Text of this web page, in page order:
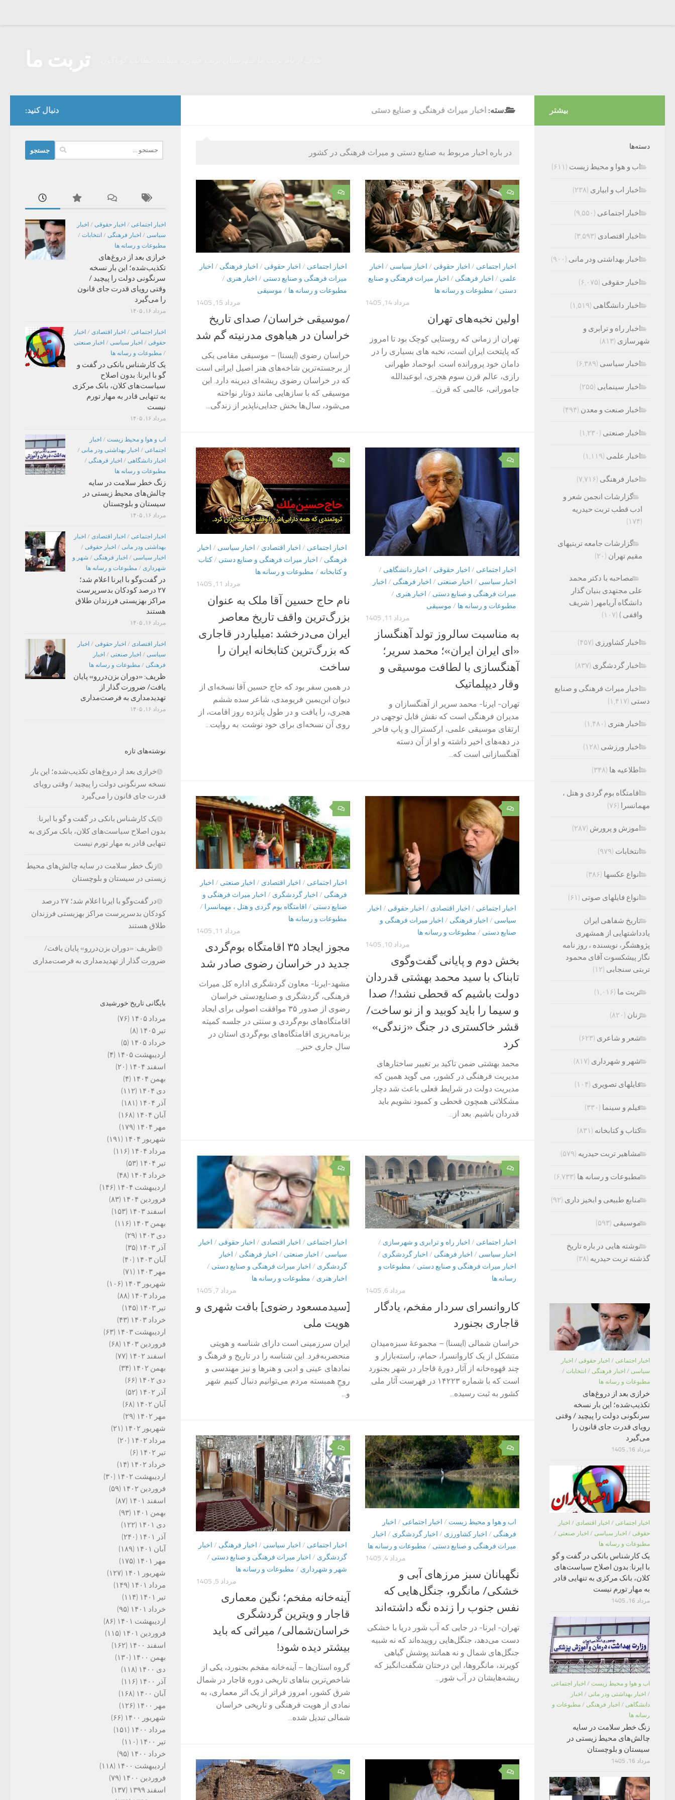
دسته: اخبار میراث فرهنگی و صنایع دستی
در باره اخبار مربوط به صنایع دستی و میراث فرهنگی در کشور
۰
اخبار اجتماعی / اخبار حقوقی / اخبار فرهنگی / اخبار
میراث فرهنگی و صنایع دستی / اخبار هنری /
مطبوعات و رسانه ها / موسیقی
مرداد 15, 1405
/موسیقی خراسان/ صدای تاریخ
خراسان در هیاهوی مدرنیته گم شد
خراسان رضوی (ایسنا) – موسیقی مقامی یکی
از برجسته‌ترین شاخه‌های هنر اصیل ایرانی است
که در خراسان رضوی ریشه‌ای دیرینه دارد. این
موسیقی که با سازهایی مانند دوتار نواخته
می‌شود، سال‌ها بخش جدایی‌ناپذیر از زندگی...
۰
اخبار اجتماعی / اخبار حقوقی / اخبار سیاسی / اخبار
علمی / اخبار فرهنگی / اخبار میراث فرهنگی و صنایع
دستی / مطبوعات و رسانه ها
مرداد 14, 1405
اولین نخبه‌های‌ تهران
تهران از زمانی که روستایی کوچک بود تا امروز
که پایتخت ایران است، نخبه های بسیاری را در
دامان خود پرورانده است. ابوحماد طهرانی
رازی، عالم قرن سوم هجری، ابوعبدالله
جامورانی، عالمی که قرن...
۰
اخبار اجتماعی / اخبار اقتصادی / اخبار سیاسی / اخبار
فرهنگی / اخبار میراث فرهنگی و صنایع دستی /کتاب
و کتابخانه / مطبوعات و رسانه ها
مرداد 11, 1405
نام حاج حسین آقا ملک به عنوان
بزرگ‌ترین واقف تاریخ معاصر
ایران می‌درخشد :میلیاردر قاجاری
که بزرگ‌ترین کتابخانه ایران را
ساخت
در همین سفر بود که حاج حسین آقا نسخه‌ای از
دیوان ابن‌یمین فریومدی، شاعر سده ششم
هجری، را یافت و در طول پانزده روز اقامت، از
روی آن نسخه‌ای برای خود نوشت. به روایت...
۰
اخبار اجتماعی / اخبار حقوقی / اخبار دانشگاهی /
اخبار سیاسی / اخبار صنعتی / اخبار فرهنگی / اخبار
میراث فرهنگی و صنایع دستی / اخبار هنری /
مطبوعات و رسانه ها / موسیقی
مرداد 11, 1405
به مناسبت سالروز تولد آهنگساز
«ای ایران ایران»؛ محمد سریر؛
آهنگسازی با لطافت موسیقی و
وقار دیپلماتیک
تهران- ایرنا- محمد سریر از آهنگسازان و
مدیران فرهنگی است که نقش قابل توجهی در
ارتقای موسیقی علمی، ارکسترال و پاپ فاخر
در دهه‌های اخیر داشته و او از آن دسته
آهنگسازانی است که...
۰
اخبار اجتماعی / اخبار اقتصادی / اخبار صنعتی / اخبار
فرهنگی / اخبار گردشگری / اخبار میراث فرهنگی و
صنایع دستی / اقامتگاه بوم گردی و هتل ، مهمانسرا /
مطبوعات و رسانه ها
مرداد 11, 1405
مجوز ایجاد ۳۵ اقامتگاه‌ بوم‌گردی
جدید در خراسان رضوی صادر شد
مشهد-ایرنا- معاون گردشگری اداره کل میراث‌
فرهنگی، گردشگری و صنایع‌دستی خراسان
رضوی از صدور ۳۵ موافقت اصولی برای ایجاد
اقامتگاه‌های بوم‌گردی و سنتی در جلسه کمیته
برنامه‌ریزی اقامتگاه‌های بوم‌گردی استان در
سال جاری خبر...
۰
اخبار اجتماعی / اخبار اقتصادی / اخبار حقوقی / اخبار
سیاسی / اخبار فرهنگی / اخبار میراث فرهنگی و
صنایع دستی / مطبوعات و رسانه ها
مرداد 10, 1405
بخش دوم و پایانی گفت‌وگوی
تابناک با سید محمد بهشتی قدردان
دولت باشیم که قحطی نشد!/ صدا
و سیما را باید کوبید و از نو ساخت/
قشر خاکستری در جنگ «زندگی»
کرد
محمد بهشتی ضمن تاکید بر تغییر ساختارهای
مدیریت فرهنگی در کشور، می گوید همین که
مدیریت دولت در شرایط فعلی باعث شد دچار
مشکلاتی همچون قحطی و کمبود نشویم باید
قدردان باشیم. بعد از...
۰
اخبار اجتماعی / اخبار اقتصادی / اخبار حقوقی / اخبار
سیاسی / اخبار صنعتی / اخبار فرهنگی / اخبار
گردشگری / اخبار میراث فرهنگی و صنایع دستی /
اخبار هنری / مطبوعات و رسانه ها
مرداد 7, 1405
[سیدمسعود رضوی] بافت شهری و
هویت ملی
ایران سرزمینی است دارای شناسه و هویتی
منحصربه‌فرد. این شناسه را در تاریخ و فرهنگ و
نمادهای عینی و ادبی و هنرها و نیز مهندسی و
روحِ همبسته مردم می‌توانیم دنبال کنیم. شهر
و...
۰
اخبار اجتماعی / اخبار راه و ترابری و شهرسازی /
اخبار سیاسی / اخبار فرهنگی / اخبار گردشگری /
اخبار میراث فرهنگی و صنایع دستی / مطبوعات و
رسانه ها
مرداد 6, 1405
کاروانسرای سردار مفخم، یادگار
قاجاری بجنورد
خراسان شمالی (ایسنا) – مجموعۀ سبزه‌میدان
متشکل از یک کاروانسرا، حمام، راسته‌بازار و
چند قهوه‌خانه از آثار دورۀ قاجار در شهر بجنورد
است که با شماره ۱۴۲۲۳ در فهرست آثار ملی
کشور به ثبت رسیده...
۰
اخبار اجتماعی / اخبار سیاسی / اخبار فرهنگی / اخبار
گردشگری / اخبار میراث فرهنگی و صنایع دستی /
شهر و شهرداری / مطبوعات و رسانه ها
مرداد 5, 1405
آینه‌خانه مفخم؛ نگین معماری
قاجار و ویترین گردشگری
خراسان‌شمالی/ میراثی که باید
بیشتر دیده شود!
گروه استان‌ها – آینه‌خانه مفخم بجنورد، یکی از
شاخص‌ترین بناهای تاریخی دوره قاجار در شمال
شرق کشور، امروز فراتر از یک اثر معماری، به
نمادی از هویت فرهنگی و تاریخی خراسان
شمالی تبدیل شده...
۰
اب و هوا و محیط زیست / اخبار اجتماعی / اخبار
فرهنگی / اخبار کشاورزی / اخبار گردشگری / اخبار
میراث فرهنگی و صنایع دستی / مطبوعات و رسانه ها
مرداد 4, 1405
نگهبانان سبز مرزهای آبی و
خشکی/ مانگرو، جنگل‌هایی که
نفس جنوب را زنده نگه داشته‌اند
تهران- ایرنا- در جایی که آب شور دریا با خشکی
دست می‌دهد، جنگل‌هایی روییده‌اند که نه شبیه
جنگل‌های شمال‌ و نه همانند پوشش گیاهی
کویرند، مانگروها، این درختان شگفت‌انگیز که
ریشه‌هایشان در آب شور...
۰ ۰
دنبال کنید:
برای:
اخبار اجتماعی / اخبار حقوقی / اخبار
سیاسی / اخبار فرهنگی / انتخابات /
مطبوعات و رسانه ها
خرازی بعد از دروغ‌های
تکذیب‌شده؛ این بار نسخه
سرنگونی دولت را پیچید /
وقتی رویای قدرت جای قانون
را می‌گیرد
مرداد ۱۶, ۱۴۰۵
اخبار اجتماعی / اخبار اقتصادی / اخبار
حقوقی / اخبار سیاسی / اخبار صنعتی
/ مطبوعات و رسانه ها
یک کارشناس بانکی در گفت و
گو با ایرنا: بدون اصلاح
سیاست‌های کلان، بانک مرکزی
به تنهایی قادر به مهار تورم
نیست
مرداد ۱۶, ۱۴۰۵
اب و هوا و محیط زیست / اخبار
اجتماعی / اخبار بهداشتی ودر مانی /
اخبار دانشگاهی / اخبار فرهنگی /
مطبوعات و رسانه ها
زنگ خطر سلامت در سایه
چالش‌های محیط زیستی در
سیستان و بلوچستان
مرداد ۱۶, ۱۴۰۵
اخبار اجتماعی / اخبار اقتصادی / اخبار
بهداشتی ودر مانی / اخبار حقوقی /
اخبار سیاسی / اخبار فرهنگی / شهر و
شهرداری / مطبوعات و رسانه ها
در گفت‌وگو با ایرنا اعلام شد؛
۲۷ درصد کودکان بدسرپرست
مراکز بهزیستی فرزندان طلاق
هستند
مرداد ۱۶, ۱۴۰۵
اخبار اقتصادی / اخبار حقوقی / اخبار
سیاسی / اخبار صنعتی / اخبار
فرهنگی / مطبوعات و رسانه ها
ظریف: «دوران بزن‌دررو» پایان
یافت/ ضرورت گذار از
تهدیدمداری به فرصت‌مداری
مرداد ۱۶, ۱۴۰۵
نوشته‌های تازه
خرازی بعد از دروغ‌های تکذیب‌شده؛ این بار
نسخه سرنگونی دولت را پیچید / وقتی رویای
قدرت جای قانون را می‌گیرد
یک کارشناس بانکی در گفت و گو با ایرنا:
بدون اصلاح سیاست‌های کلان، بانک مرکزی به
تنهایی قادر به مهار تورم نیست
زنگ خطر سلامت در سایه چالش‌های محیط
زیستی در سیستان و بلوچستان
در گفت‌وگو با ایرنا اعلام شد؛ ۲۷ درصد
کودکان بدسرپرست مراکز بهزیستی فرزندان
طلاق هستند
ظریف: «دوران بزن‌دررو» پایان یافت/
ضرورت گذار از تهدیدمداری به فرصت‌مداری
بایگانی تاریخ خورشیدی
مرداد ۱۴۰۵
(۷۶)
تیر ۱۴۰۵
(۸)
خرداد ۱۴۰۵
(۵)
اردیبهشت ۱۴۰۵
(۴)
اسفند ۱۴۰۴
(۲۰)
بهمن ۱۴۰۴
(۴)
دی ۱۴۰۴
(۱۱۲)
آذر ۱۴۰۴
(۱۸۱)
آبان ۱۴۰۴
(۱۶۸)
مهر ۱۴۰۴
(۱۷۹)
شهریور ۱۴۰۴
(۱۹۱)
مرداد ۱۴۰۴
(۱۱۶)
تیر ۱۴۰۴
(۵۳)
خرداد ۱۴۰۴
(۴۸)
اردیبهشت ۱۴۰۴
(۱۴۶)
فروردین ۱۴۰۴
(۸۳)
اسفند ۱۴۰۳
(۱۵۳)
بهمن ۱۴۰۳
(۱۱۶)
دی ۱۴۰۳
(۲۹)
آذر ۱۴۰۳
(۳۵)
آبان ۱۴۰۳
(۴۰)
مهر ۱۴۰۳
(۷۱)
شهریور ۱۴۰۳
(۱۰۶)
مرداد ۱۴۰۳
(۸۸)
تیر ۱۴۰۳
(۱۴۵)
خرداد ۱۴۰۳
(۴۳)
اردیبهشت ۱۴۰۳
(۶۳)
فروردین ۱۴۰۳
(۶۸)
اسفند ۱۴۰۲
(۷۷)
بهمن ۱۴۰۲
(۳۴)
دی ۱۴۰۲
(۶۶)
آذر ۱۴۰۲
(۵۲)
آبان ۱۴۰۲
(۶۸)
مهر ۱۴۰۲
(۲۹)
شهریور ۱۴۰۲
(۲۱)
مرداد ۱۴۰۲
(۲۰)
تیر ۱۴۰۲
(۶)
خرداد ۱۴۰۲
(۱۴)
اردیبهشت ۱۴۰۲
(۳۰)
فروردین ۱۴۰۲
(۵۹)
اسفند ۱۴۰۱
(۸۷)
بهمن ۱۴۰۱
(۹۳)
دی ۱۴۰۱
(۱۲۲)
آذر ۱۴۰۱
(۲۴۰)
آبان ۱۴۰۱
(۱۸۹)
مهر ۱۴۰۱
(۱۷۵)
شهریور ۱۴۰۱
(۱۲۷)
مرداد ۱۴۰۱
(۱۴۹)
تیر ۱۴۰۱
(۱۱۴)
خرداد ۱۴۰۱
(۹۵)
اردیبهشت ۱۴۰۱
(۸۶)
فروردین ۱۴۰۱
(۱۱۵)
اسفند ۱۴۰۰
(۱۶۲)
بهمن ۱۴۰۰
(۱۳۰)
دی ۱۴۰۰
(۱۱۸)
آذر ۱۴۰۰
(۱۱۶)
آبان ۱۴۰۰
(۱۶۸)
مهر ۱۴۰۰
(۱۲۶)
شهریور ۱۴۰۰
(۶۶)
مرداد ۱۴۰۰
(۱۵۱)
تیر ۱۴۰۰
(۱۱۰)
خرداد ۱۴۰۰
(۹۵)
اردیبهشت ۱۴۰۰
(۱۱۸)
فروردین ۱۴۰۰
(۷۹)
اسفند ۱۳۹۹
(۱۳۷)
بیشتر
دسته‌ها
اب و هوا و محیط زیست (۶۱۱)
اخبار اب و ابیاری (۲۳۸)
اخبار اجتماعی (۹,۵۵۰)
اخبار اقتصادی (۳,۵۹۳)
اخبار بهداشتی ودر مانی (۹۰۰)
اخبار حقوقی (۶,۰۷۵)
اخبار دانشگاهی (۱,۵۱۹)
اخبار راه و ترابری و
شهرسازی (۸۱۳)
اخبار سیاسی (۶,۳۸۹)
اخبار سینمایی (۲۵۵)
اخبار صنعت و معدن (۴۹۴)
اخبار صنعتی (۱,۲۳۰)
اخبار علمی (۱,۱۱۹)
اخبار فرهنگی (۷,۷۱۶)
گزارشات انجمن شعر و
ادب قطب تربت حیدریه
(۱۷۴)
گزارشات جامعه تربتیهای
مقیم تهران (۲۰)
مصاحبه با دکتر محمد
علی مجتهدی بنیان گذار
دانشگاه آریامهر ( شریف
واقفی ) (۱۰۷)
اخبار کشاورزی (۴۵۷)
اخبار گردشگری (۸۳۷)
اخبار میراث فرهنگی و صنایع
دستی (۱,۴۱۷)
اخبار هنری (۱,۴۸۰)
اخبار ورزشی (۱۲۸)
اطلاعیه ها (۳۴۸)
اقامتگاه بوم گردی و هتل ،
مهمانسرا (۷۶)
اموزش و پرورش (۲۸۷)
انتخابات (۹۷۹)
انواع عکسها (۳۸۶)
انواع فایلهای صوتی (۶۱)
تاریخ شفاهی ایران
یادداشتهایی از همشهری
پژوهشگر، نویسنده ، روز نامه
نگار پیشکسوت آقای محمود
تربتی سنجابی (۱۲)
تربت ما (۱,۰۱۶)
زنان (۸۲۰)
شعر و شاعری (۶۲۳)
شهر و شهرداری (۸۱۷)
فایلهای تصویری (۱۰۴)
فیلم و سینما (۳۳۰)
کتاب و کتابخانه (۸۳۱)
مشاهیر تربت حیدریه (۵۷۹)
مطبوعات و رسانه ها (۶,۷۳۳)
منابع طبیعی و ابخیز داری (۹۲)
موسیقی (۵۹۳)
نوشته هایی در باره تاریخ
گذشته تربت حیدریه (۳۸)
اخبار اجتماعی / اخبار حقوقی / اخبار
سیاسی / اخبار فرهنگی / انتخابات /
مطبوعات و رسانه ها
خرازی بعد از دروغ‌های
تکذیب‌شده؛ این بار نسخه
سرنگونی دولت را پیچید / وقتی
رویای قدرت جای قانون را
می‌گیرد
مرداد 16, 1405
اخبار اجتماعی / اخبار اقتصادی / اخبار
حقوقی / اخبار سیاسی / اخبار صنعتی /
مطبوعات و رسانه ها
یک کارشناس بانکی در گفت و گو
با ایرنا: بدون اصلاح سیاست‌های
کلان، بانک مرکزی به تنهایی قادر
به مهار تورم نیست
مرداد 16, 1405
اب و هوا و محیط زیست / اخبار اجتماعی
/ اخبار بهداشتی ودر مانی / اخبار
دانشگاهی / اخبار فرهنگی / مطبوعات و
رسانه ها
زنگ خطر سلامت در سایه
چالش‌های محیط زیستی در
سیستان و بلوچستان
مرداد 16, 1405